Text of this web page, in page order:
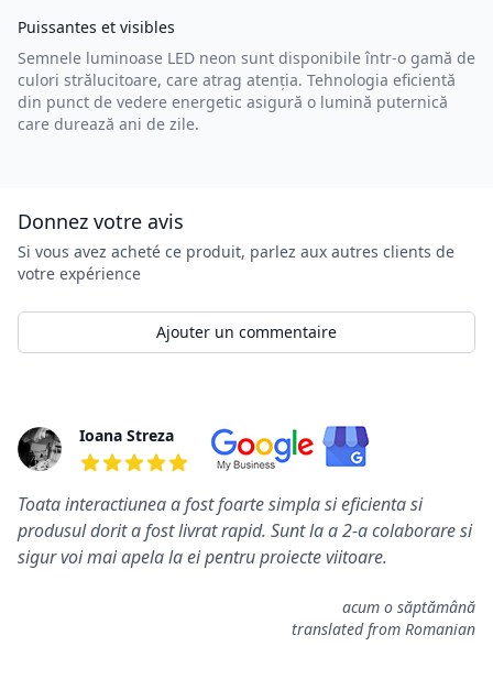
Puissantes et visibles
Semnele luminoase LED neon sunt disponibile într-o gamă de
culori strălucitoare, care atrag atenția. Tehnologia eficientă
din punct de vedere energetic asigură o lumină puternică
care durează ani de zile.
Donnez votre avis
Si vous avez acheté ce produit, parlez aux autres clients de
votre expérience
Ajouter un commentaire
Commentaires
Ioana Streza
Toata interactiunea a fost foarte simpla si eficienta si
produsul dorit a fost livrat rapid. Sunt la a 2-a colaborare si
sigur voi mai apela la ei pentru proiecte viitoare.
acum o săptămână
translated from Romanian